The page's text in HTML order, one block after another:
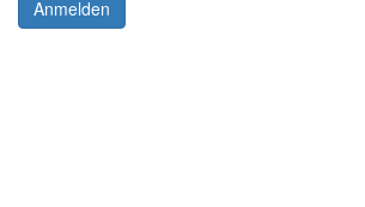
Anmelden